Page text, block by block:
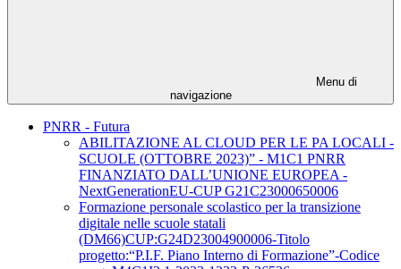
Menu di
navigazione
PNRR - Futura
ABILITAZIONE AL CLOUD PER LE PA LOCALI -
SCUOLE (OTTOBRE 2023)” - M1C1 PNRR
FINANZIATO DALL’UNIONE EUROPEA -
NextGenerationEU-CUP G21C23000650006
Formazione personale scolastico per la transizione
digitale nelle scuole statali
(DM66)CUP:G24D23004900006-Titolo
progetto:“P.I.F. Piano Interno di Formazione”-Codice